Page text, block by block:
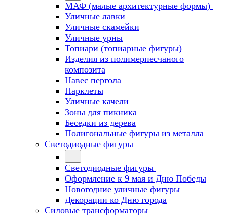
МАФ (малые архитектурные формы)
Уличные лавки
Уличные скамейки
Уличные урны
Топиари (топиарные фигуры)
Изделия из полимерпесчаного
композита
Навес пергола
Парклеты
Уличные качели
Зоны для пикника
Беседки из дерева
Полигональные фигуры из металла
Светодиодные фигуры
Светодиодные фигуры
Оформление к 9 мая и Дню Победы
Новогодние уличные фигуры
Декорации ко Дню города
Силовые трансформаторы